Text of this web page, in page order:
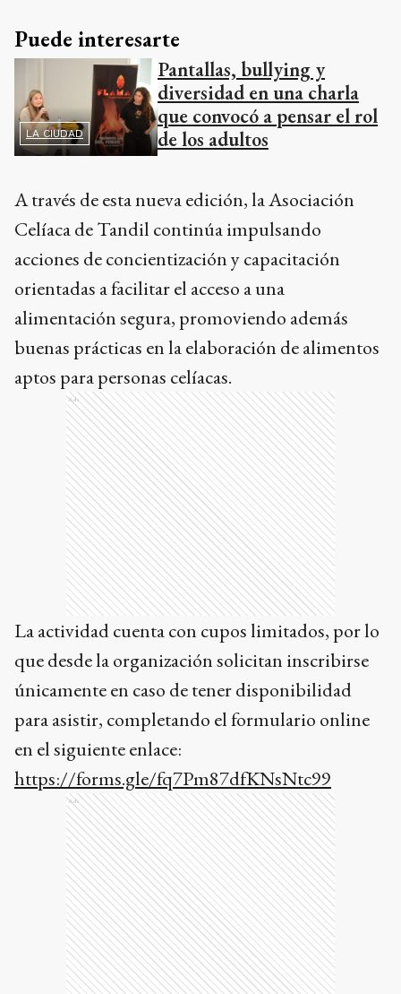
Puede interesarte
LA CIUDAD
Pantallas, bullying y
diversidad en una charla
que convocó a pensar el rol
de los adultos
A través de esta nueva edición, la Asociación
Celíaca de Tandil continúa impulsando
acciones de concientización y capacitación
orientadas a facilitar el acceso a una
alimentación segura, promoviendo además
buenas prácticas en la elaboración de alimentos
aptos para personas celíacas.
Ads
La actividad cuenta con cupos limitados, por lo
que desde la organización solicitan inscribirse
únicamente en caso de tener disponibilidad
para asistir, completando el formulario online
en el siguiente enlace:
https://forms.gle/fq7Pm87dfKNsNtc99
Ads